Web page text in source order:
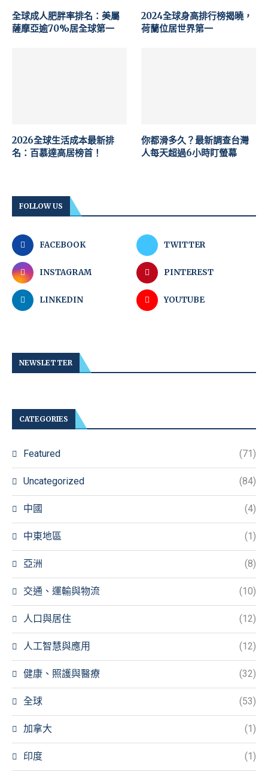
全球成人肥胖率排名：美屬
薩摩亞逾70%居全球第一
2024全球身高排行榜揭曉，
荷蘭位居世界第一
2026全球生活成本最新排
名：百慕達高居榜首！
你都滑多久？最新調查台灣
人每天超過6小時盯螢幕
FOLLOW US
FACEBOOK TWITTER
INSTAGRAM PINTEREST
LINKEDIN YOUTUBE
NEWSLETTER
CATEGORIES
Featured (71)
Uncategorized (84)
中國 (4)
中東地區 (1)
亞洲 (8)
交通、運輸與物流 (10)
人口與居住 (12)
人工智慧與應用 (12)
健康、照護與醫療 (32)
全球 (53)
加拿大 (1)
印度 (1)